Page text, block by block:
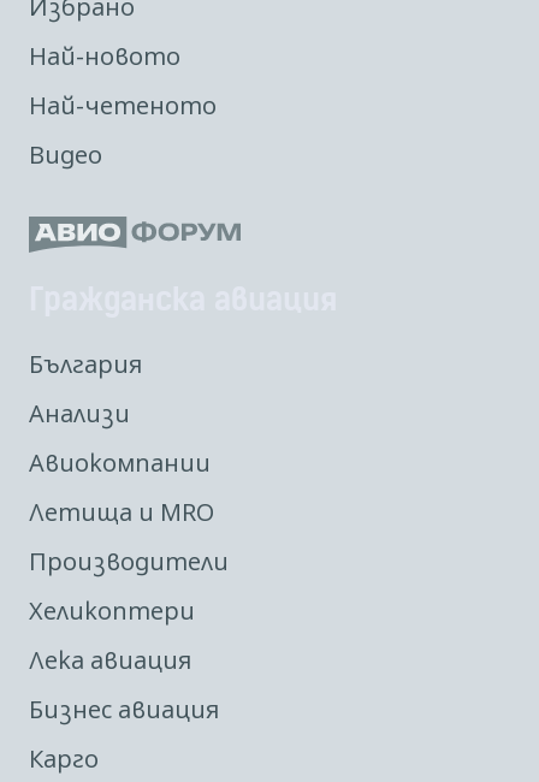
Най-новото
Най-четеното
Видео
България
Анализи
Авиокомпании
Летища и MRO
Производители
Хеликоптери
Лека авиация
Бизнес авиация
Карго